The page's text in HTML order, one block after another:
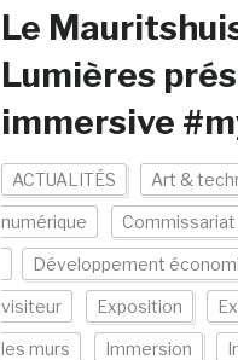
Le
Lumières
immersive
ACTUALITÉS Art &
numérique
Développement
visiteur Exposition
les murs Immersion